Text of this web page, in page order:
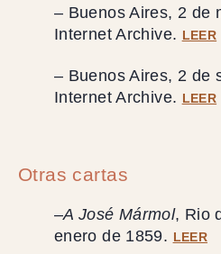
– Buenos Aires, 2 de
Internet Archive. LEER
– Buenos Aires, 2 de
Internet Archive. LEER
Otras cartas
–A José Mármol, Rio
enero de 1859. LEER